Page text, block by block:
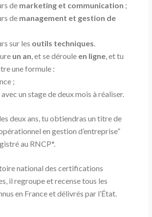
de marketing et communication ;
de management et gestion de
sur les outils techniques.
un an, et se déroule en ligne, et tu
une formule :
;
un stage de deux mois à réaliser.
deux ans, tu obtiendras un titre de
en gestion d’entreprise”
au RNCP*.
national des certifications
il regroupe et recense tous les
en France et délivrés par l’État.